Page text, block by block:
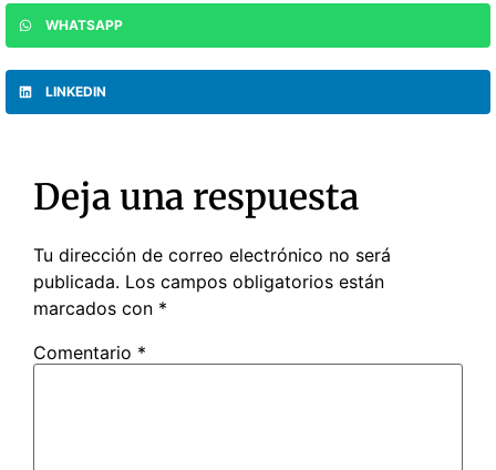
WHATSAPP
LINKEDIN
Deja una respuesta
Tu dirección de correo electrónico no será
publicada. Los campos obligatorios están
marcados con *
Comentario *